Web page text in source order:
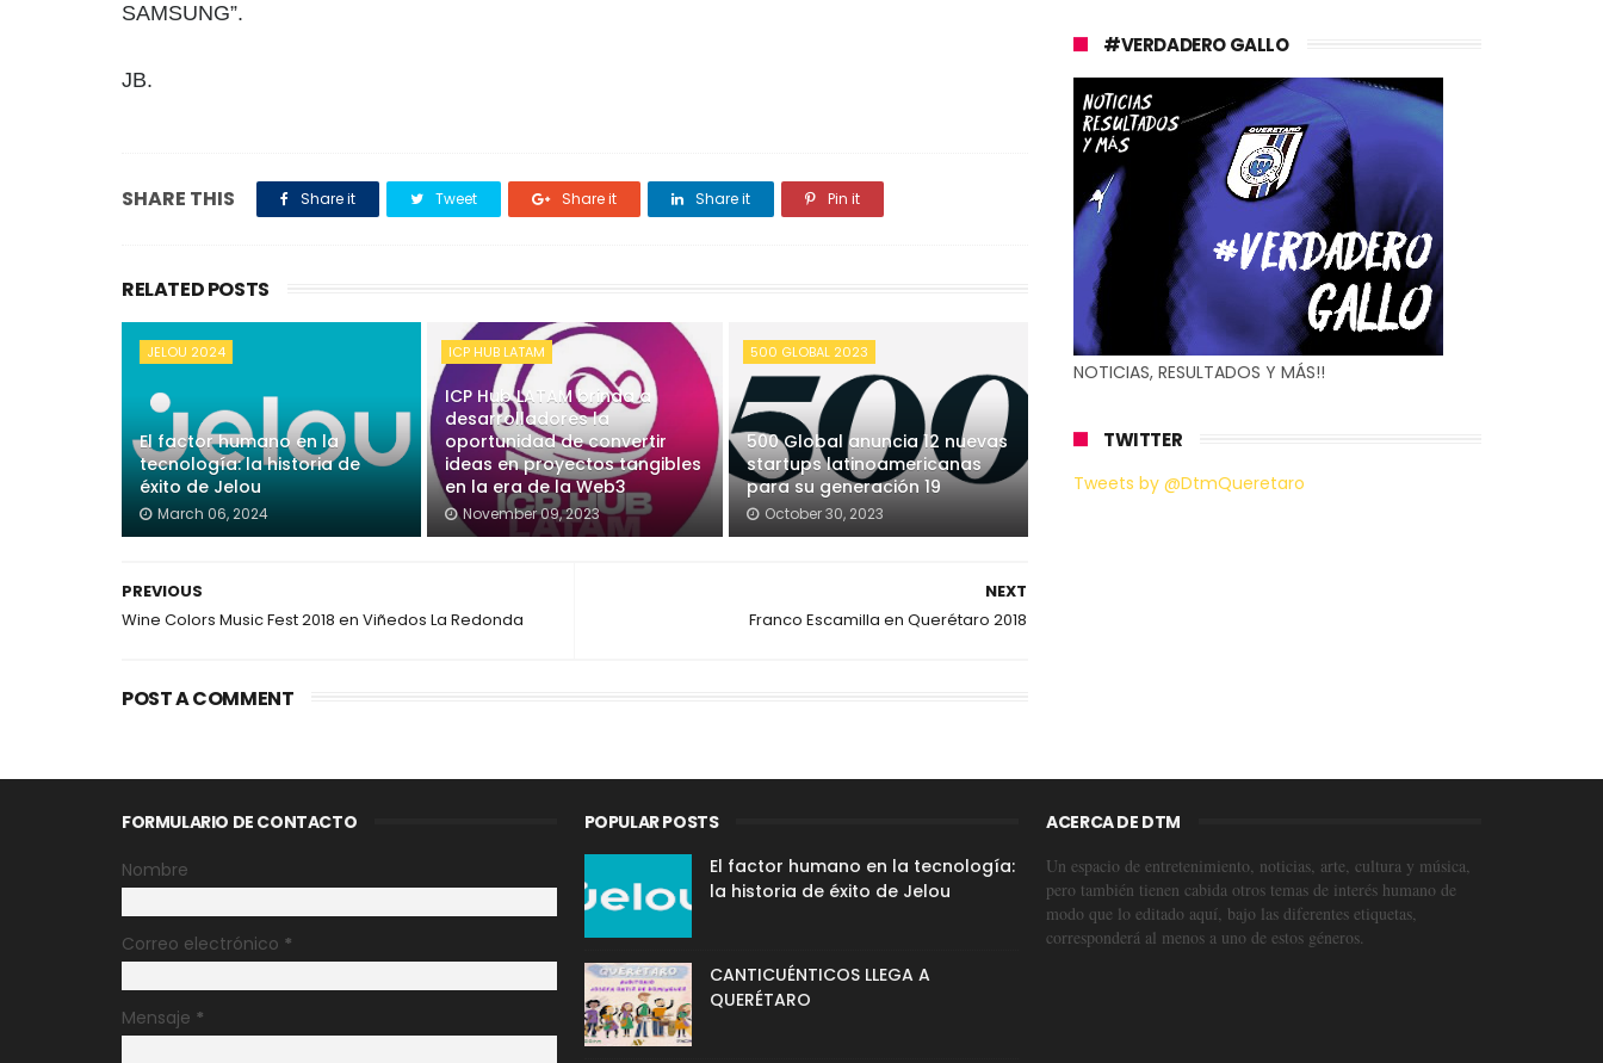
SAMSUNG”.
JB.
SHARE THIS Share it Tweet Share it Share it Pin it
RELATED POSTS
JELOU 2024
El factor humano en la
tecnología: la historia de
éxito de Jelou
March 06, 2024
ICP HUB LATAM
ICP Hub LATAM brinda a
desarrolladores la
oportunidad de convertir
ideas en proyectos tangibles
en la era de la Web3
November 09, 2023
500 GLOBAL 2023
500 Global anuncia 12 nuevas
startups latinoamericanas
para su generación 19
October 30, 2023
NEXT
Franco Escamilla en Querétaro 2018
PREVIOUS
Wine Colors Music Fest 2018 en Viñedos La Redonda
POST A COMMENT
#VERDADERO GALLO
NOTICIAS, RESULTADOS Y MÁS!!
TWITTER
Tweets by @DtmQueretaro
FORMULARIO DE CONTACTO
Nombre
Correo electrónico *
Mensaje *
POPULAR POSTS
El factor humano en la tecnología:
la historia de éxito de Jelou
CANTICUÉNTICOS LLEGA A
QUERÉTARO
ACERCA DE DTM
Un espacio de entretenimiento, noticias, arte, cultura y música,
pero también tienen cabida otros temas de interés humano de
modo que lo editado aquí, bajo las diferentes etiquetas,
corresponderá al menos a uno de estos géneros.